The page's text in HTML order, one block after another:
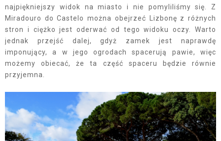
najpiękniejszy widok na miasto i nie pomyliliśmy się. Z
Miradouro do Castelo można obejrzeć Lizbonę z różnych
stron i ciężko jest oderwać od tego widoku oczy. Warto
jednak przejść dalej, gdyż zamek jest naprawdę
imponujący, a w jego ogrodach spacerują pawie, więc
możemy obiecać, że ta część spaceru będzie równie
przyjemna.